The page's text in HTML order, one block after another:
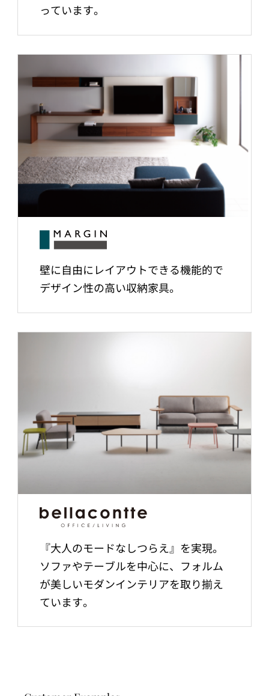
っています。
壁に自由にレイアウトできる機能的で
デザイン性の高い収納家具。
『大人のモードなしつらえ』を実現。
ソファやテーブルを中心に、フォルム
が美しいモダンインテリアを取り揃え
ています。